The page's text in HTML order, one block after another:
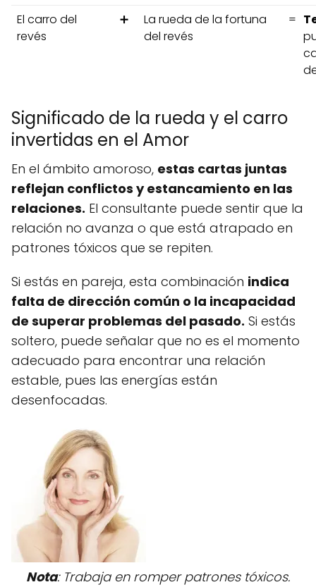
El carro del
revés
➕
La rueda de la fortuna
del revés
=
Significado de la rueda y el carro
invertidas en el Amor
En el ámbito amoroso, estas cartas juntas
reflejan conflictos y estancamiento en las
relaciones. El consultante puede sentir que la
relación no avanza o que está atrapado en
patrones tóxicos que se repiten.
Si estás en pareja, esta combinación indica
falta de dirección común o la incapacidad
de superar problemas del pasado. Si estás
soltero, puede señalar que no es el momento
adecuado para encontrar una relación
estable, pues las energías están
desenfocadas.
Nota: Trabaja en romper patrones tóxicos.